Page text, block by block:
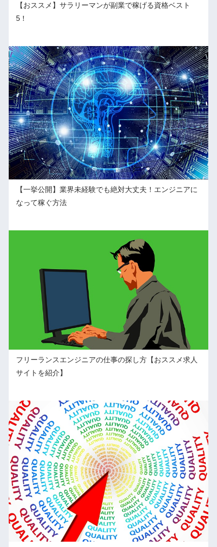
【おススメ】サラリーマンが副業で稼げる資格ベスト
5！
【一挙公開】業界未経験でも絶対大丈夫！エンジニアに
なって稼ぐ方法
フリーランスエンジニアの仕事の探し方【おススメ求人
サイトを紹介】